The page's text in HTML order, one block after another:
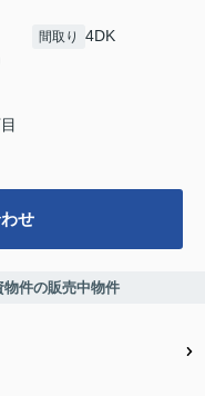
間取り 4DK
せ
件の販売中物件